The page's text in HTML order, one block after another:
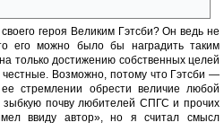
героя Великим Гэтсби? Он ведь не
его можно было бы наградить таким
только достижению собственных целей
Возможно, потому что Гэтсби —
стремлении обрести величие любой
зыбкую почву любителей СПГС и прочих
ввиду автор», но я считал смысл